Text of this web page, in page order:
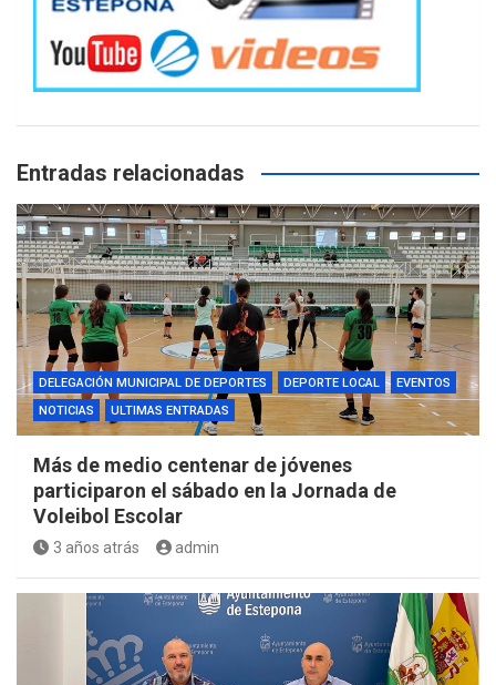
Entradas relacionadas
DELEGACIÓN MUNICIPAL DE DEPORTES DEPORTE LOCAL
EVENTOS
NOTICIAS
ULTIMAS ENTRADAS
Más de medio centenar de jóvenes
participaron el sábado en la Jornada de
Voleibol Escolar
3 años atrás admin